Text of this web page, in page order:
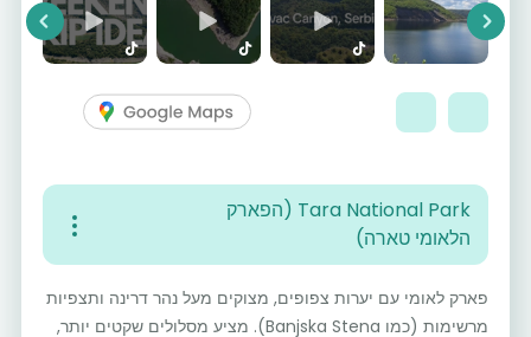
Next
Tara National Park (הפארק
הלאומי טארה)
פארק לאומי עם יערות צפופים, מצוקים מעל נהר דרינה ותצפיות
מרשימות (כמו Banjska Stena). מציע מסלולים שקטים יותר,